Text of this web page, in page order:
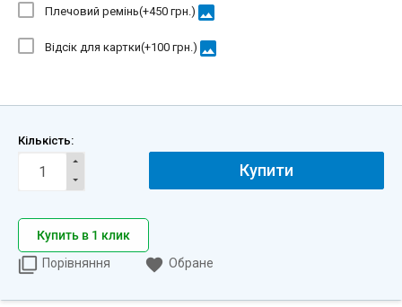
Плечовий ремінь(+450 грн.) image
Відсік для картки(+100 грн.) image
Кількість:
Купити
Купить в 1 клик
Порівняння
Обране